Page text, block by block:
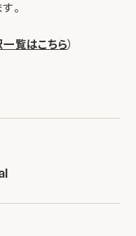
。
覧はこちら）